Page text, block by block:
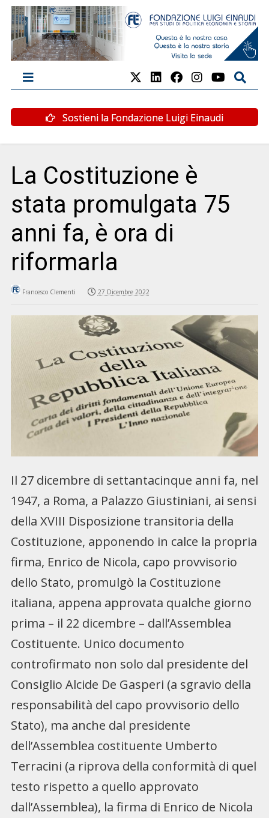
Sostieni la Fondazione Luigi Einaudi
La Costituzione è
stata promulgata 75
anni fa, è ora di
riformarla
Francesco Clementi 27 Dicembre 2022
Il 27 dicembre di settantacinque anni fa, nel
1947, a Roma, a Palazzo Giustiniani, ai sensi
della XVIII Disposizione transitoria della
Costituzione, apponendo in calce la propria
firma, Enrico de Nicola, capo provvisorio
dello Stato, promulgò la Costituzione
italiana, appena approvata qualche giorno
prima – il 22 dicembre – dall’Assemblea
Costituente. Unico documento
controfirmato non solo dal presidente del
Consiglio Alcide De Gasperi (a sgravio della
responsabilità del capo provvisorio dello
Stato), ma anche dal presidente
dell’Assemblea costituente Umberto
Terracini (a riprova della conformità di quel
testo rispetto a quello approvato
dall’Assemblea), la firma di Enrico de Nicola